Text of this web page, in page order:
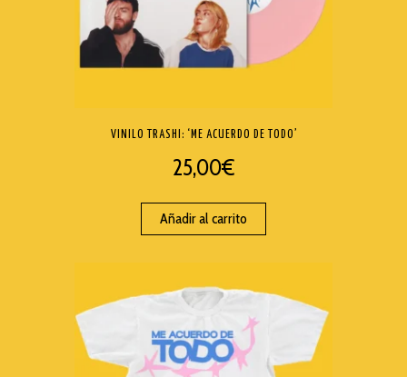
VINILO TRASHI: ‘ME ACUERDO DE TODO’
25,00€
Añadir al carrito